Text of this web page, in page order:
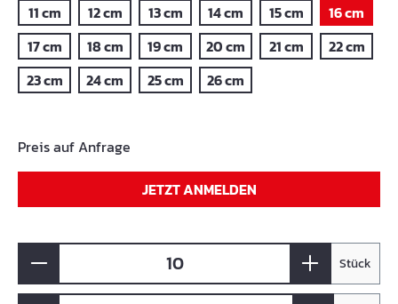
11 cm
12 cm 13 cm 14 cm 15 cm
16 cm
17 cm
18 cm 19 cm 20 cm 21 cm
22 cm
23 cm
24 cm 25 cm 26 cm
Preis auf Anfrage
JETZT ANMELDEN
Stück